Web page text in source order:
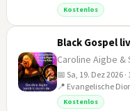
Kostenlos
Black Gospel
Caroline Aigbe &
📅 Sa, 19. Dez 2026
📍 Evangelische
Kostenlos